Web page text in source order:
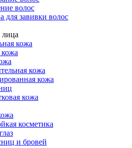
волос
для завивки волос
лица
кожа
кожа
кожа
кожа
косметика
и бровей